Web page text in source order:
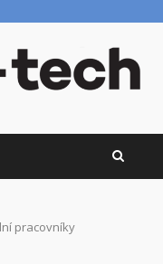
pracovníky